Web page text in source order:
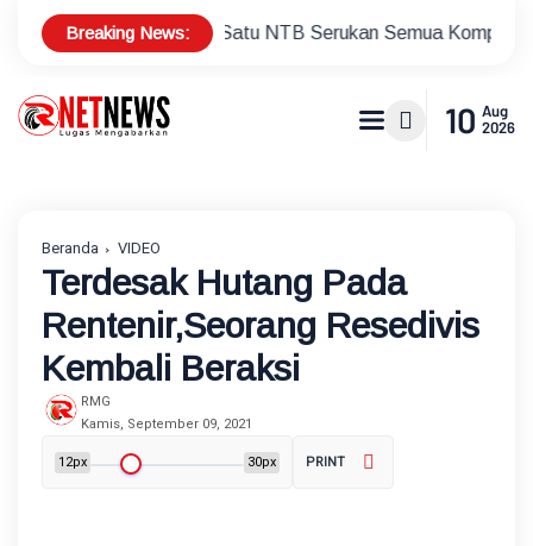
Breaking News:
Garda Satu NTB Serukan Semua Komponen Tetap Jaga
10 Aug
2026
Beranda VIDEO
Terdesak Hutang Pada
Rentenir,Seorang Resedivis
Kembali Beraksi
RMG
Kamis, September 09, 2021
12px 30px PRINT